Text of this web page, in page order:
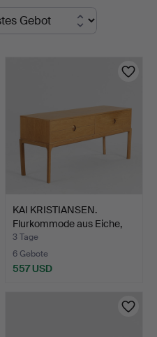
KAI KRISTIANSEN.
Flurkommode aus Eiche,
Fr…
3 Tage
6 Gebote
557 USD